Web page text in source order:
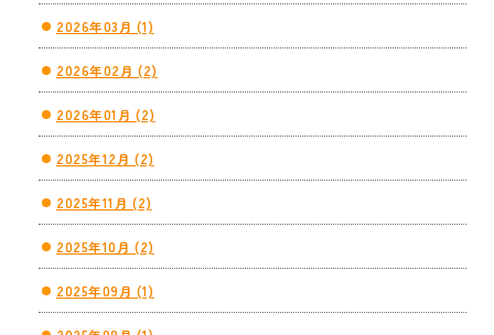
2026年03月 (1)
2026年02月 (2)
2026年01月 (2)
2025年12月 (2)
2025年11月 (2)
2025年10月 (2)
2025年09月 (1)